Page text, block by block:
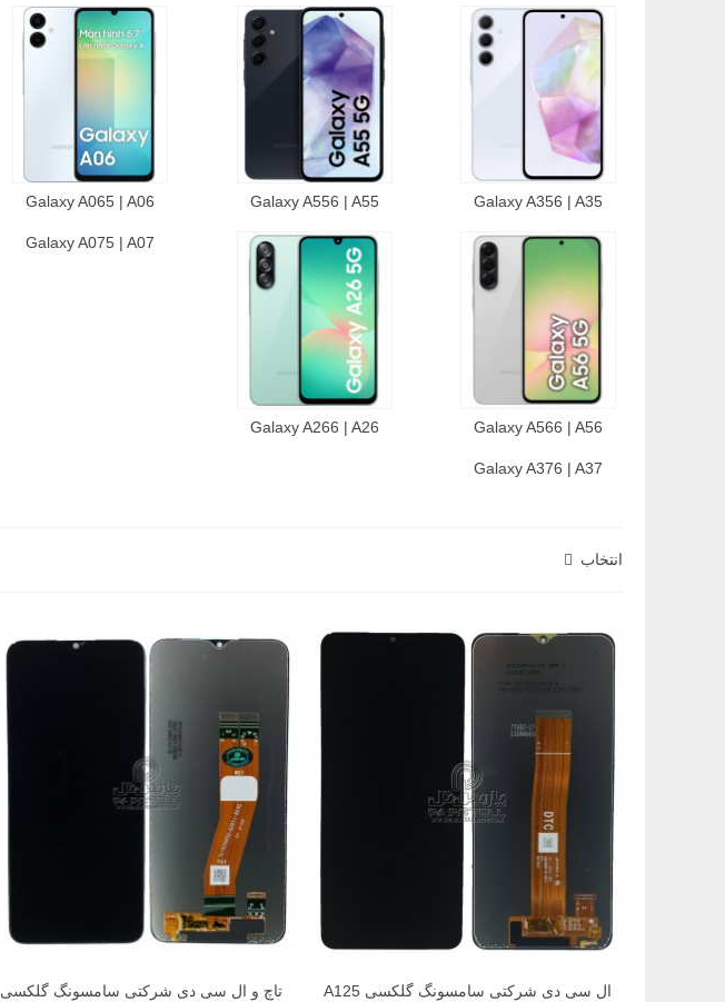
Galaxy A356 | A35
Galaxy A556 | A55
Galaxy A065 | A06
Galaxy A566 | A56
Galaxy A266 | A26
Galaxy A075 | A07
Galaxy A376 | A37
انتخاب
ال سی دی شرکتی سامسونگ گلکسی A125 تاچ و ال سی دی شرکتی سامسونگ گلکسی